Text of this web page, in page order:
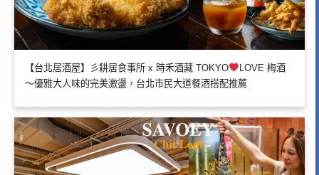
【台北居酒屋】彡耕居食事所 x 時禾酒藏 TOKYO
LOVE 梅酒
～優雅大人味的完美激盪，台北市民大道餐酒搭配推薦